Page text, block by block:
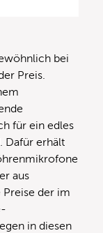
bei
Preis.
für ein edles
Dafür erhält
aus
der im
in diesen